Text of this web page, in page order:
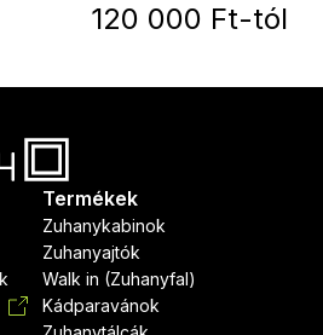
120 000 Ft-tól
Termékek
Zuhanykabinok
Zuhanyajtók
Walk in (Zuhanyfal)
Kádparavánok